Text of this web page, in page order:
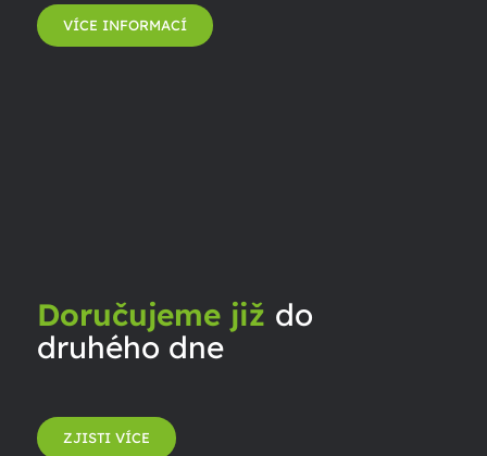
VÍCE INFORMACÍ
Doručujeme již do
druhého dne
ZJISTI VÍCE